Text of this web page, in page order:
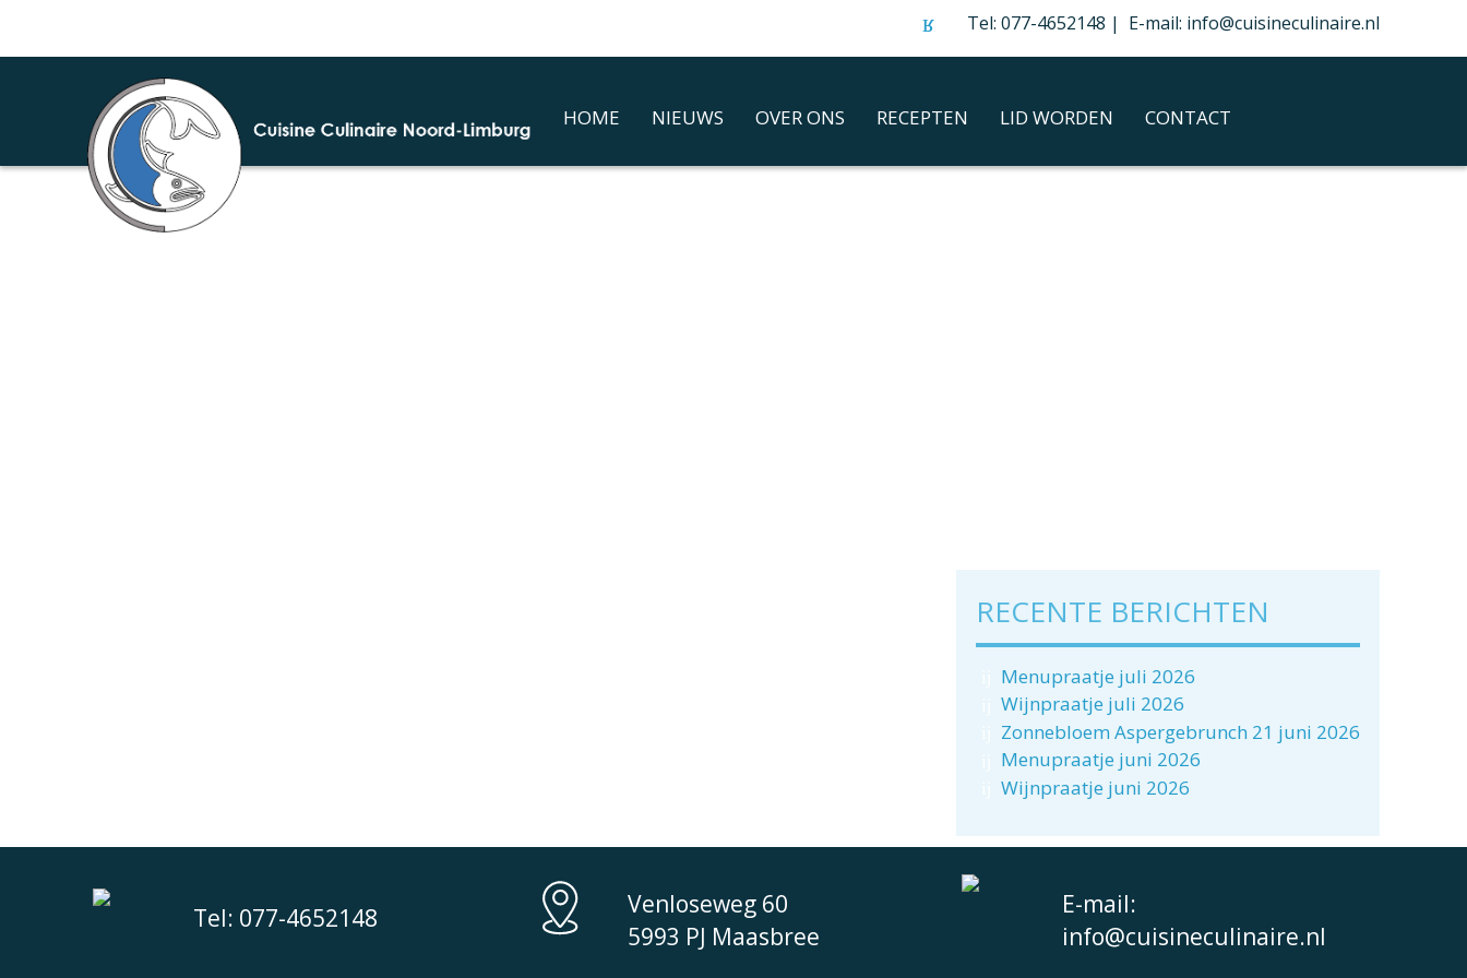
Tel: 077-4652148 | E-mail: info@cuisineculinaire.nl
HOME NIEUWS OVER ONS RECEPTEN LID WORDEN CONTACT
RECENTE BERICHTEN
Menupraatje juli 2026
Wijnpraatje juli 2026
Zonnebloem Aspergebrunch 21 juni 2026
Menupraatje juni 2026
Wijnpraatje juni 2026
Tel: 077-4652148
Venloseweg 60
5993 PJ Maasbree
E-mail:
info@cuisineculinaire.nl